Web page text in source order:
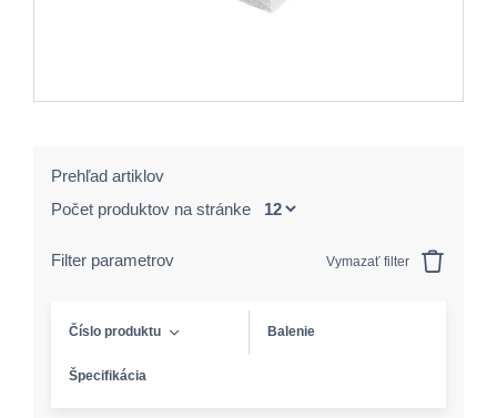
Prehľad artiklov
Počet produktov na stránke
Filter parametrov Vymazať filter
Číslo produktu Balenie
Špecifikácia